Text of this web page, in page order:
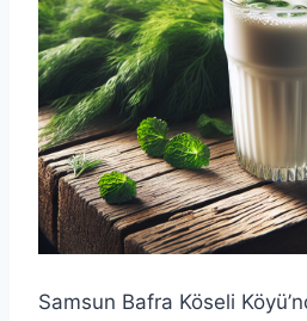
Samsun Bafra Köseli